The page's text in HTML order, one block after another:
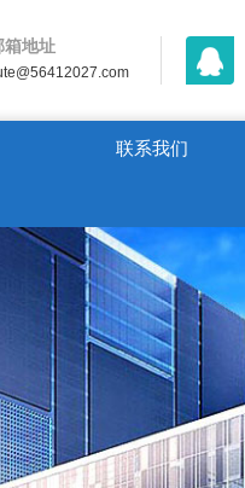
箱地址
联系我们